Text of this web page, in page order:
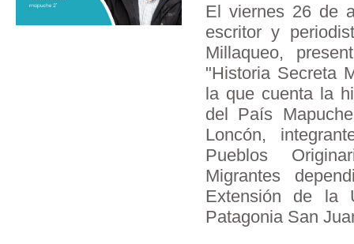
El viernes 26 de
escritor y
Millaqueo,
"Historia Secreta
la que cuenta la
del País
Loncón,
Pueblos
Migrantes
Extensión de la
Patagonia San